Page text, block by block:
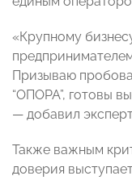
«Крупному
Призываю
“ОПОРА”, готовы
— добавил
Также важным
доверия